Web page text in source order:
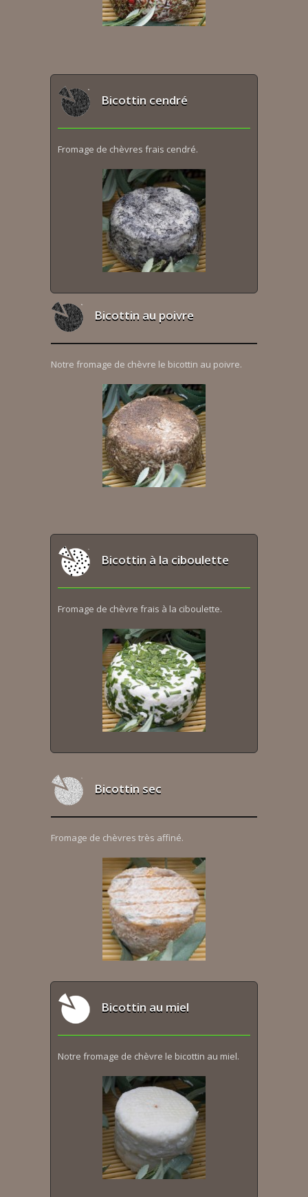
Bicottin cendré
Fromage de chèvres frais cendré.
Bicottin au poivre
Notre fromage de chèvre le bicottin au poivre.
Bicottin à la ciboulette
Fromage de chèvre frais à la ciboulette.
Bicottin sec
Fromage de chèvres très affiné.
Bicottin au miel
Notre fromage de chèvre le bicottin au miel.